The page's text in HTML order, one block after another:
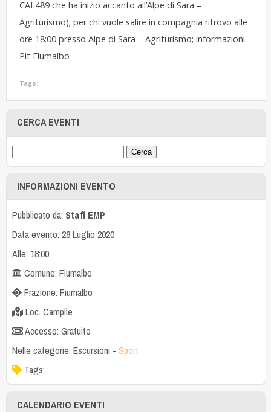
CAI 489 che ha inizio accanto all’Alpe di Sara –
Agriturismo); per chi vuole salire in compagnia ritrovo alle
ore 18:00 presso Alpe di Sara – Agriturismo; informazioni
Pit Fiumalbo
Tags:
CERCA EVENTI
INFORMAZIONI EVENTO
Pubblicato da: Staff EMP
Data evento: 28 Luglio 2020
Alle: 18:00
Comune: Fiumalbo
Frazione: Fiumalbo
Loc. Campile
Accesso: Gratuito
Nelle categorie: Escursioni - Sport
Tags:
CALENDARIO EVENTI